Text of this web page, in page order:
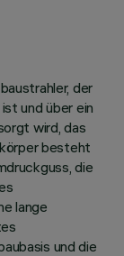
der
und über ein
wird, das
besteht
die
lange
und die